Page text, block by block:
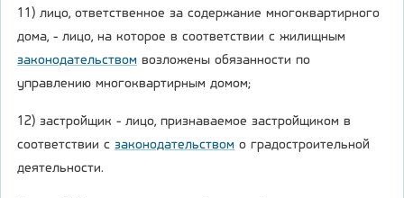
11) лицо, ответственное за содержание многоквартирного
дома, - лицо, на которое в соответствии с жилищным
законодательством возложены обязанности по
управлению многоквартирным домом;
12) застройщик - лицо, признаваемое застройщиком в
соответствии с законодательством о градостроительной
деятельности.